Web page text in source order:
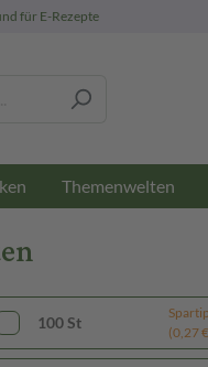
für E-Rezepte
Themenwelten
100 St
(0,27